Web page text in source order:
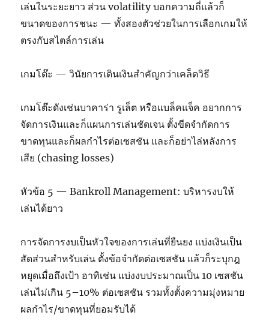
เล่นในระยะยาว ส่วน volatility บอกความถี่แล้วก็
ขนาดของการชนะ — ทั้งสองตัวช่วยในการเลือกเกมให้
ตรงกับสไตล์การเล่น
เกมโต๊ะ — วินัยการเดินเงินสำคัญกว่าเคล็ดวิธี
เกมโต๊ะดังเช่นบาคาร่า รูเล็ต หรือแบล็คแจ็ค อยากการ
จัดการเงินและก็แผนการเล่นชัดเจน ตั้งขีดจำกัดการ
ขาดทุนและก็ผลกำไรต่อเซสชัน และก็อย่าไล่หลังการ
เสีย (chasing losses)
หัวข้อ 5 — Bankroll Management: บริหารงบให้
เล่นได้ยาว
การจัดการงบเป็นหัวใจของการเล่นที่ยืนยง แบ่งเงินเป็น
สัดส่วนสำหรับเล่น ตั้งข้อจำกัดต่อเซสชัน แล้วก็ระบุกฎ
หยุดเมื่อถึงเป้า อาทิเช่น แบ่งงบประมาณเป็น 10 เซสชัน
เล่นไม่เกิน 5–10% ต่อเซสชัน รวมทั้งตั้งความมุ่งหมาย
ผลกำไร/ขาดทุนที่ยอมรับได้